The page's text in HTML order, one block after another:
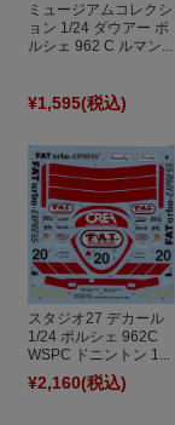
ミュージアムコレクシ
ョン 1/24 ダウアー ポ
ルシェ 962 C ルマン...
¥1,595(税込)
スタジオ27 デカール
1/24 ポルシェ 962C
WSPC ドニントン 1...
¥2,160(税込)